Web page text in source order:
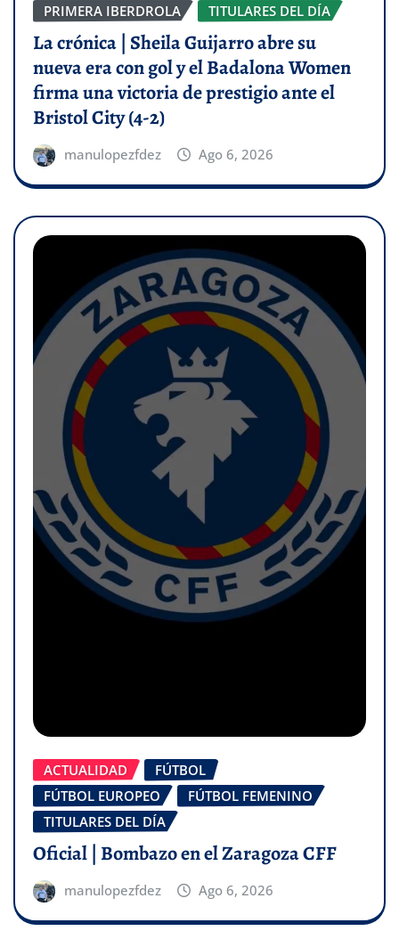
PRIMERA IBERDROLA
TITULARES DEL DÍA
La crónica | Sheila Guijarro abre su
nueva era con gol y el Badalona Women
firma una victoria de prestigio ante el
Bristol City (4-2)
manulopezfdez Ago 6, 2026
ACTUALIDAD
FÚTBOL
FÚTBOL EUROPEO
FÚTBOL FEMENINO
TITULARES DEL DÍA
Oficial | Bombazo en el Zaragoza CFF
manulopezfdez Ago 6, 2026